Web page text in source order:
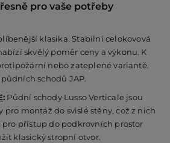
pro vaše potřeby
klasika. Stabilní celokovová
skvělý poměr ceny a výkonu. K
nebo zateplené variantě.
schodů JAP.
: Půdní schody Lusso Verticale jsou
pro montáž do svislé stěny, což z nich
přístup do podkrovních prostor
klasický stropní otvor.